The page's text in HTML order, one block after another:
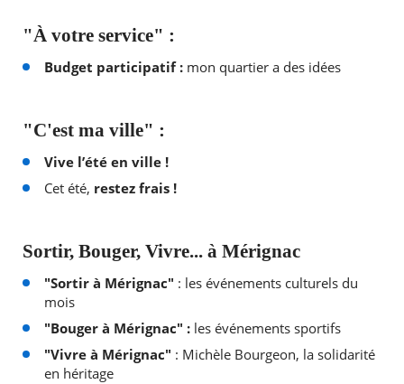
"À votre service" :
Budget participatif :mon quartier a des idées
"C'est ma ville" :
Vive l’été en ville !
Cet été, restez frais !
Sortir, Bouger, Vivre... à Mérignac
"Sortir à Mérignac" : les événements culturels du
mois
"Bouger à Mérignac" :les événements sportifs
"Vivre à Mérignac" : Michèle Bourgeon, la solidarité
en héritage